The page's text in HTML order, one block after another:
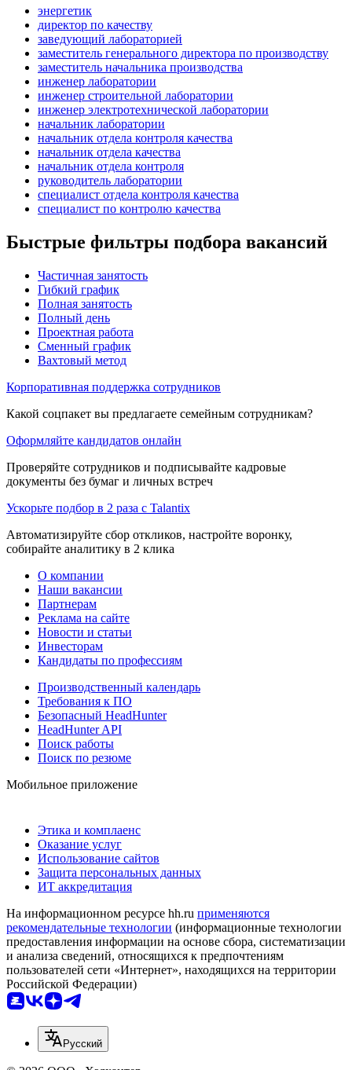
энергетик
директор по качеству
заведующий лабораторией
заместитель генерального директора по производству
заместитель начальника производства
инженер лаборатории
инженер строительной лаборатории
инженер электротехнической лаборатории
начальник лаборатории
начальник отдела контроля качества
начальник отдела качества
начальник отдела контроля
руководитель лаборатории
специалист отдела контроля качества
специалист по контролю качества
Быстрые фильтры подбора вакансий
Частичная занятость
Гибкий график
Полная занятость
Полный день
Проектная работа
Сменный график
Вахтовый метод
Корпоративная поддержка сотрудников
Какой соцпакет вы предлагаете семейным сотрудникам?
Оформляйте кандидатов онлайн
Проверяйте сотрудников и подписывайте кадровые
документы без бумаг и личных встреч
Ускорьте подбор в 2 раза с Talantix
Автоматизируйте сбор откликов, настройте воронку,
собирайте аналитику в 2 клика
О компании
Наши вакансии
Партнерам
Реклама на сайте
Новости и статьи
Инвесторам
Кандидаты по профессиям
Производственный календарь
Требования к ПО
Безопасный HeadHunter
HeadHunter API
Поиск работы
Поиск по резюме
Мобильное приложение
Этика и комплаенс
Оказание услуг
Использование сайтов
Защита персональных данных
ИТ аккредитация
На информационном ресурсе hh.ru применяются
рекомендательные технологии (информационные технологии
предоставления информации на основе сбора, систематизации
и анализа сведений, относящихся к предпочтениям
пользователей сети «Интернет», находящихся на территории
Российской Федерации)
Русский